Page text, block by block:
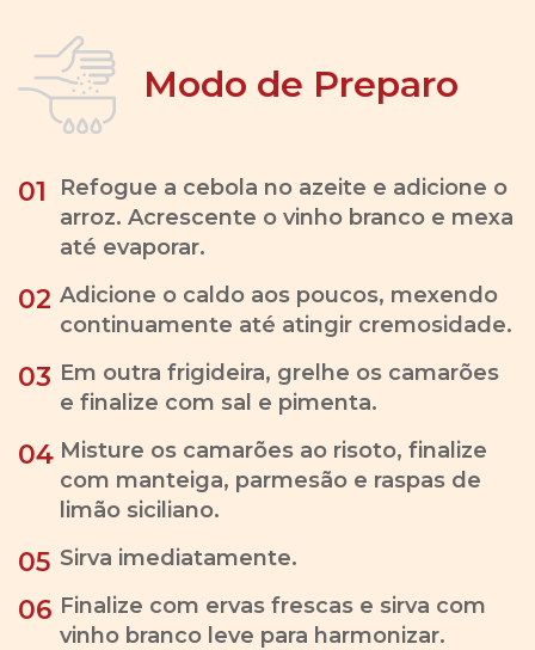
Modo de Preparo
01
Refogue a cebola no azeite e adicione o
arroz. Acrescente o vinho branco e mexa
até evaporar.
02 Adicione o caldo aos poucos, mexendo
continuamente até atingir cremosidade.
03 Em outra frigideira, grelhe os camarões
e finalize com sal e pimenta.
04 Misture os camarões ao risoto, finalize
com manteiga, parmesão e raspas de
limão siciliano.
05 Sirva imediatamente.
06 Finalize com ervas frescas e sirva com
vinho branco leve para harmonizar.